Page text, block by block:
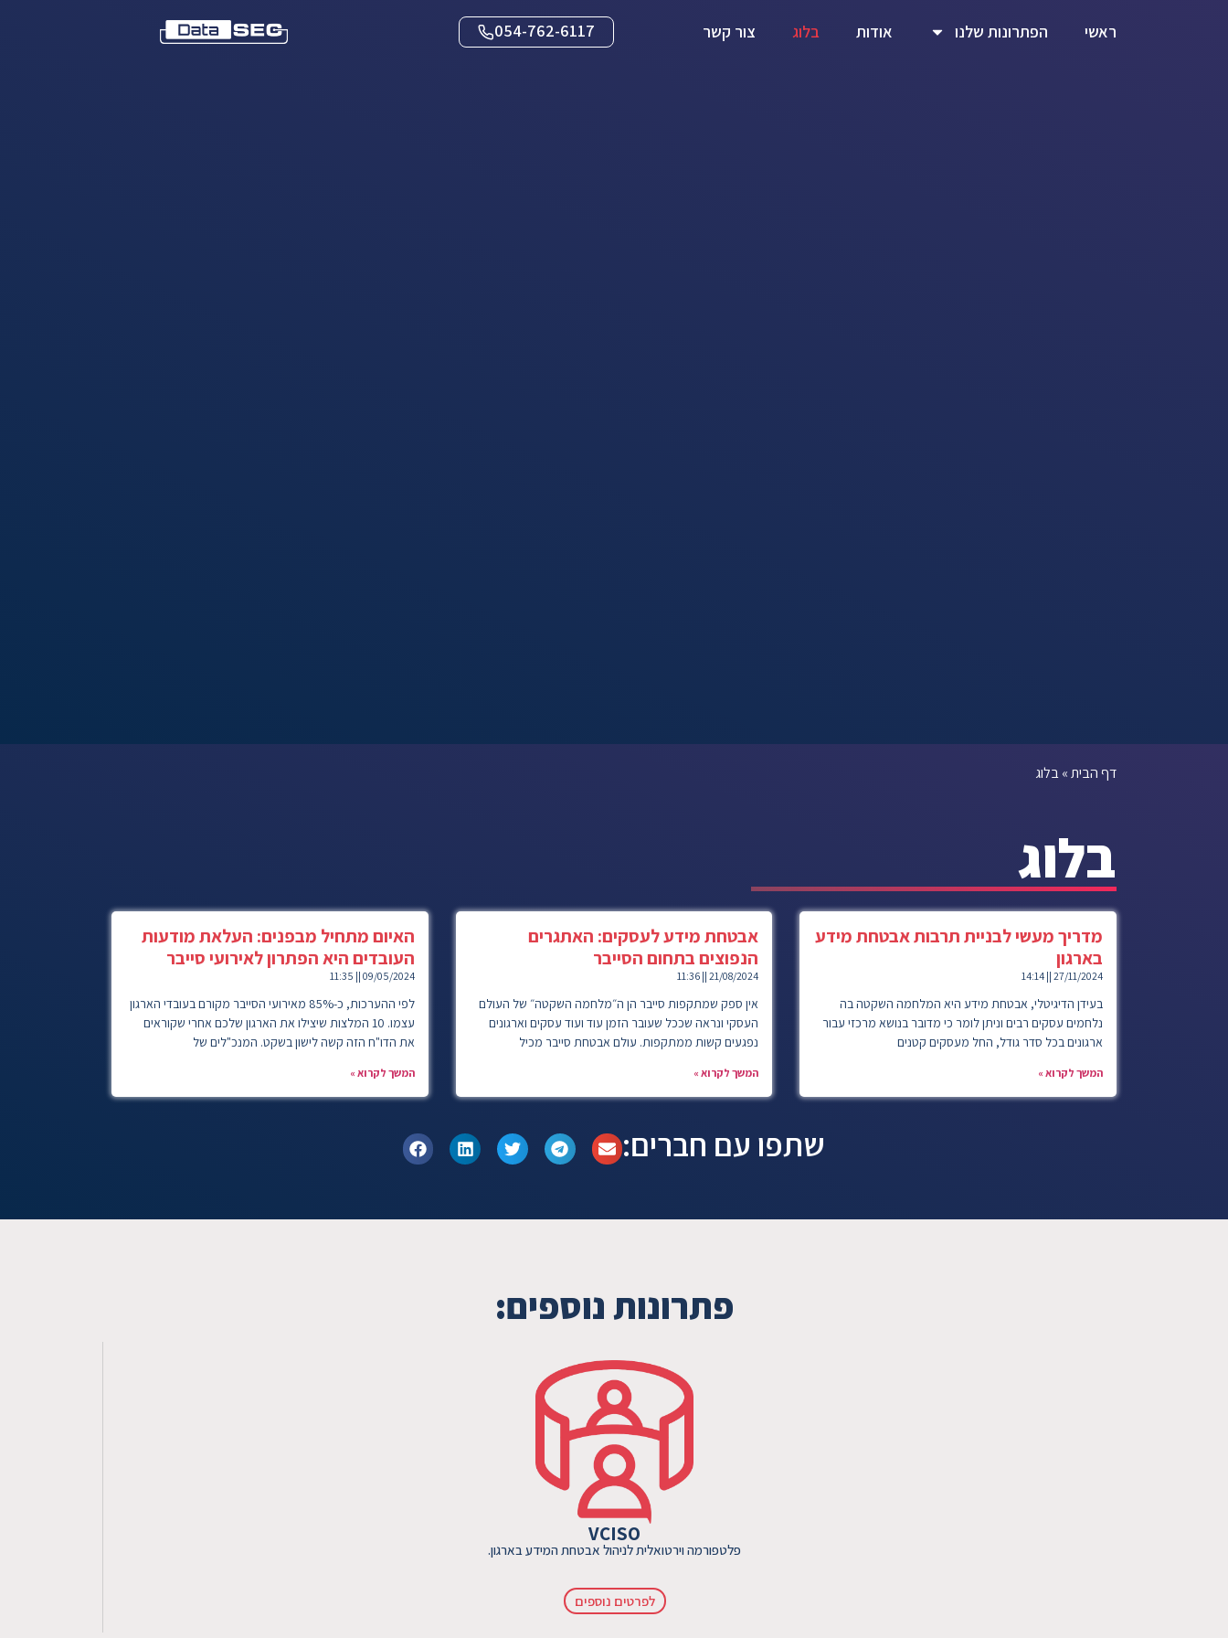
ראשי הפתרונות שלנו אודות בלוג צור קשר 054-762-6117
דף הבית»בלוג
בלוג
מדריך מעשי לבניית תרבות אבטחת מידע
בארגון
27/11/2024
בעידן הדיגיטלי, אבטחת מידע היא המלחמה השקטה בה
נלחמים עסקים רבים וניתן לומר כי מדובר בנושא מרכזי עבור
ארגונים בכל סדר גודל, החל מעסקים קטנים
המשך לקרוא »
אבטחת מידע לעסקים: האתגרים
הנפוצים בתחום הסייבר
21/08/2024
אין ספק שמתקפות סייבר הן ה״מלחמה השקטה״ של העולם
העסקי ונראה שככל שעובר הזמן עוד ועוד עסקים וארגונים
נפגעים קשות ממתקפות. עולם אבטחת סייבר מכיל
המשך לקרוא »
האיום מתחיל מבפנים: העלאת מודעות
העובדים היא הפתרון לאירועי סייבר
09/05/2024
לפי ההערכות, כ-85% מאירועי הסייבר מקורם בעובדי הארגון
עצמו. 10 המלצות שיצילו את הארגון שלכם אחרי שקוראים
את הדו"ח הזה קשה לישון בשקט. המנכ"לים של
המשך לקרוא »
שתפו עם חברים:
פתרונות נוספים:
VCISO
פלטפורמה וירטואלית לניהול אבטחת המידע בארגון.
לפרטים נוספים